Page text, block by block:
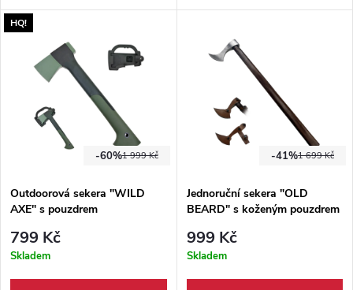
ocelové slitiny, již ostřena z
výroby. Vhodná na sekání i
Součástí balení je také pevné
HQ!
1 999 Kč
-60%
Outdoorová sekera "WILD
AXE" s pouzdrem
799 Kč
Skladem
1 699 Kč
-41%
Jednoruční sekera "OLD
BEARD" s koženým pouzdrem
999 Kč
Skladem